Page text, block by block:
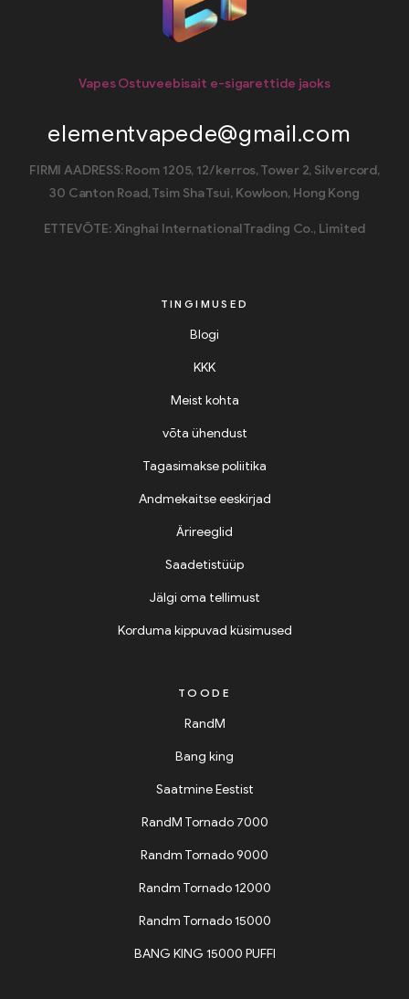
Vapes Ostuveebisait e-sigarettide jaoks
elementvapede@gmail.com
FIRMI AADRESS: Room 1205, 12/kerros, Tower 2, Silvercord,
30 Canton Road, Tsim Sha Tsui, Kowloon, Hong Kong
ETTEVÕTE: Xinghai International Trading Co., Limited
TINGIMUSED
Blogi
KKK
Meist kohta
võta ühendust
Tagasimakse poliitika
Andmekaitse eeskirjad
Ärireeglid
Saadetistüüp
Jälgi oma tellimust
Korduma kippuvad küsimused
TOODE
RandM
Bang king
Saatmine Eestist
RandM Tornado 7000
Randm Tornado 9000
Randm Tornado 12000
Randm Tornado 15000
BANG KING 15000 PUFFI